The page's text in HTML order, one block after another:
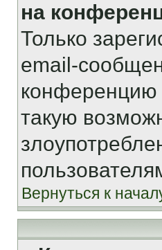
на
Только
email-
конференцию
такую
Вернуться к